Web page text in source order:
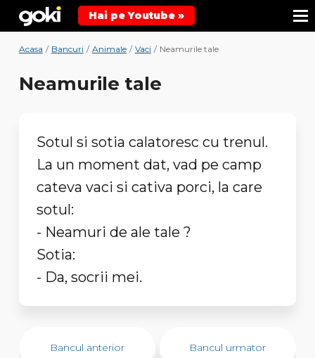
Hai pe Youtube »
Acasa / Bancuri / Animale / Vaci / Neamurile tale
Neamurile tale
Sotul si sotia calatoresc cu trenul.
La un moment dat, vad pe camp
cateva vaci si cativa porci, la care
sotul:
- Neamuri de ale tale ?
Sotia:
- Da, socrii mei.
Bancul anterior Bancul urmator